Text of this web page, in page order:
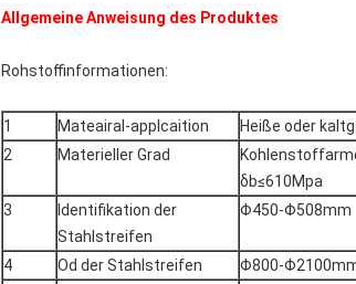
Allgemeine Anweisung des Produktes
Rohstoffinformationen:
1 Mateairal-applcaition
Heiße oder
2
Materieller Grad
δb≤610Mpa
3
Identifikation der
Stahlstreifen
Φ450-Φ508mm
4 Od der Stahlstreifen
Φ800-